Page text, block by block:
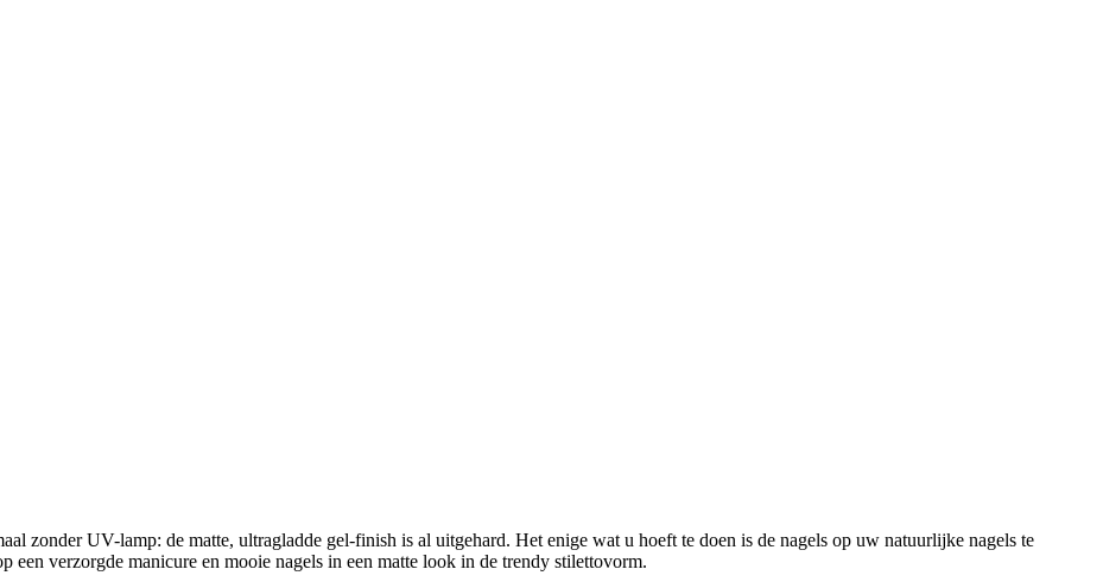
zonder UV-lamp: de matte, ultragladde gel-finish is al uitgehard. Het enige wat u hoeft te doen is de nagels op uw natuurlijke nagels te
een verzorgde manicure en mooie nagels in een matte look in de trendy stilettovorm.